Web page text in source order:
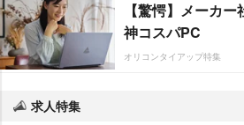
【驚愕】メーカ
神コスパPC
オリコンタイアップ特集
求人特集